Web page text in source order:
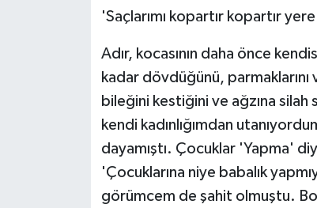
'Saçlarımı kopartır kopartır
Adır, kocasının daha önce
kadar dövdüğünü, parmaklarını
bileğini kestiğini ve ağzına
kendi kadınlığımdan
dayamıştı. Çocuklar 'Yapma'
'Çocuklarına niye babalık
görümcem de şahit olmuştu.